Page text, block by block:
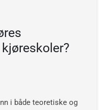
i både teoretiske og